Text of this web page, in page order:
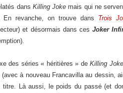
dans Killing Joke mais qui ne
En revanche, on trouve dans Trois
et désormais dans ces Joker
des séries « héritières » de Killing Joke
à nouveau Francavilla au dessin,
titre. Là aussi, le poids du passé (et